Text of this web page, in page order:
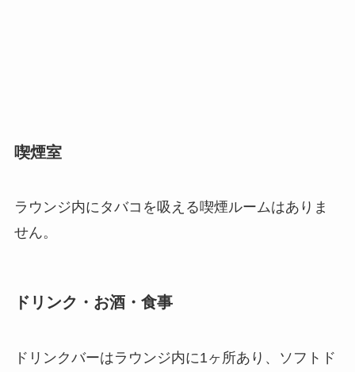
喫煙室
ラウンジ内にタバコを吸える喫煙ルームはありま
せん。
ドリンク・お酒・食事
ドリンクバーはラウンジ内に1ヶ所あり、ソフトド